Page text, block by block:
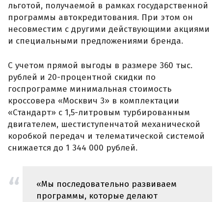
льготой, получаемой в рамках государственной
программы автокредитования. При этом он
несовместим с другими действующими акциями
и специальными предложениями бренда.
С учетом прямой выгоды в размере 360 тыс.
рублей и 20-процентной скидки по
госпрограмме минимальная стоимость
кроссовера «Москвич 3» в комплектации
«Стандарт» с 1,5-литровым турбированным
двигателем, шестиступенчатой механической
коробкой передач и телематической системой
снижается до 1 344 000 рублей.
«Мы последовательно развиваем
программы, которые делают